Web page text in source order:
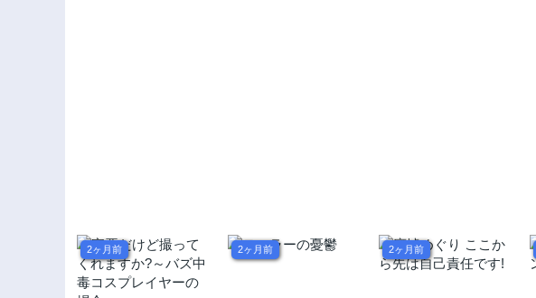
2ヶ月前 2ヶ月前 2ヶ月前